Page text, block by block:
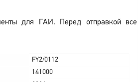
для ГАИ. Перед отправкой все
FY2/0112
141000